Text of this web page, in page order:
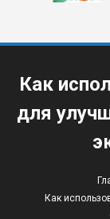
Как
для
Как